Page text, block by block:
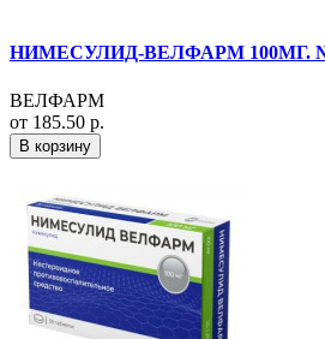
НИМЕСУЛИД-ВЕЛФАРМ 100МГ.
ВЕЛФАРМ
от 185.50 р.
В корзину